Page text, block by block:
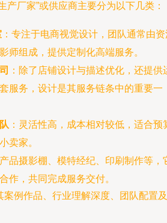
产厂家”或供应商主要分为以下几类：
：专注于电商视觉设计，团队通常由
师组成，提供定制化高端服务。
：除了店铺设计与描述优化，还提供
服务，设计是其服务链条中的重要一
：灵活性高，成本相对较低，适合预
卖家。
产品摄影棚、模特经纪、印刷制作等，
作，共同完成服务交付。
例作品、行业理解深度、团队配置及